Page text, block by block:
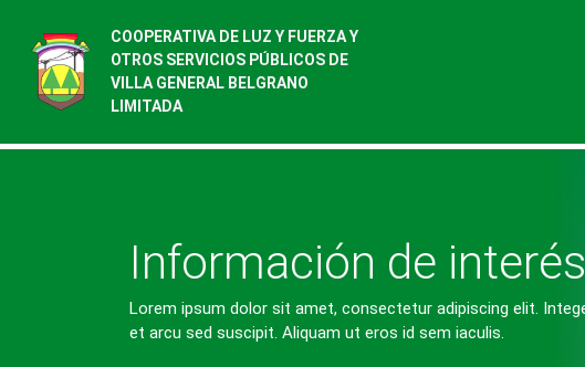
COOPERATIVA DE LUZ Y FUERZA Y
OTROS SERVICIOS PÚBLICOS DE
VILLA GENERAL BELGRANO
LIMITADA
Información de interés
Lorem ipsum dolor sit amet, consectetur adipiscing elit.
et arcu sed suscipit. Aliquam ut eros id sem iaculis.